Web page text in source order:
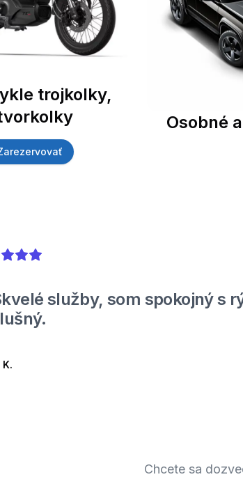
trojkolky,
Osobné
5 stars
služby, som spokojný s
K.
Chcete sa